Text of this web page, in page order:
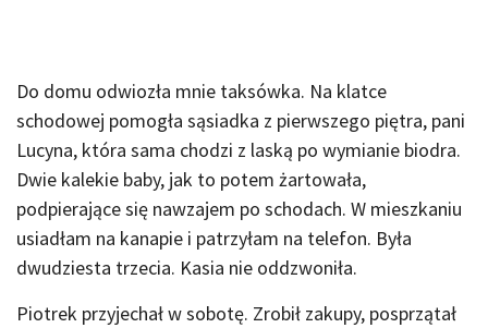
Do domu odwiozła mnie taksówka. Na klatce
schodowej pomogła sąsiadka z pierwszego piętra, pani
Lucyna, która sama chodzi z laską po wymianie biodra.
Dwie kalekie baby, jak to potem żartowała,
podpierające się nawzajem po schodach. W mieszkaniu
usiadłam na kanapie i patrzyłam na telefon. Była
dwudziesta trzecia. Kasia nie oddzwoniła.
Piotrek przyjechał w sobotę. Zrobił zakupy, posprzątał